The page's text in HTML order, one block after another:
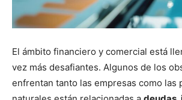
El ámbito financiero y comercial está
vez más desafiantes. Algunos de los
enfrentan tanto las empresas como las